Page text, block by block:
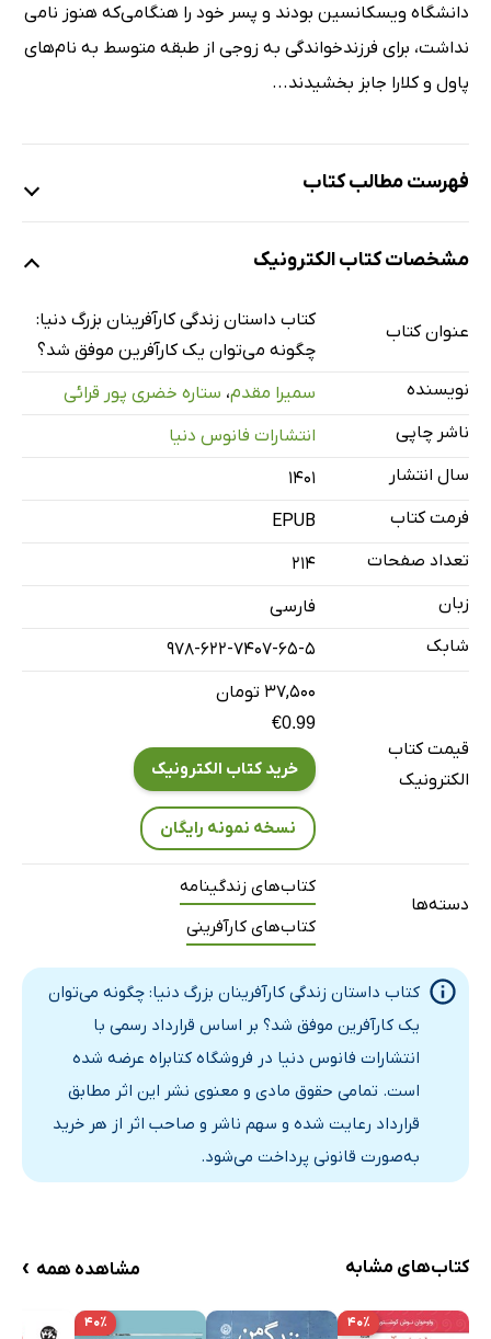
دانشگاه ویسکانسین بودند و پسر خود را هنگامی‌که هنوز نامی
نداشت، برای فرزندخواندگی به زوجی از طبقه متوسط به نام‌های
پاول و کلارا جابز بخشیدند...
فهرست مطالب کتاب
جی. کی. رولینگ
جان پائول دیخوریا
مادام سی جی واکر
استیو جابز
اندرو کارنگی
بنجامین فرانکلین
هانس کریستین اندرسن
مایکل اس. دل
ایلان ماسک
منابع
مشخصات کتاب الکترونیک
عنوان کتاب
کتاب داستان زندگی کارآفرینان بزرگ دنیا:
چگونه می‌توان یک کارآفرین موفق شد؟
نویسنده
سمیرا مقدم، ستاره خضری پور قرائی
ناشر چاپی
انتشارات فانوس دنیا
سال انتشار
۱۴۰۱
فرمت کتاب
EPUB
تعداد صفحات
214
زبان
فارسی
شابک
978-622-7407-65-5
قیمت کتاب
الکترونیک
۳۷,۵۰۰ تومان
€0.99
خرید کتاب الکترونیک
نسخه نمونه رایگان
دسته‌ها
کتاب‌های زندگینامه
کتاب‌های کارآفرینی
کتاب داستان زندگی کارآفرینان بزرگ دنیا: چگونه می‌توان
یک کارآفرین موفق شد؟ بر اساس قرارداد رسمی با
انتشارات فانوس دنیا در فروشگاه کتابراه عرضه شده
است. تمامی حقوق مادی و معنوی نشر این اثر مطابق
قرارداد رعایت شده و سهم ناشر و صاحب اثر از هر خرید
به‌صورت قانونی پرداخت می‌شود.
کتاب‌های مشابه مشاهده همه ›
۴۰٪ ۴۰٪